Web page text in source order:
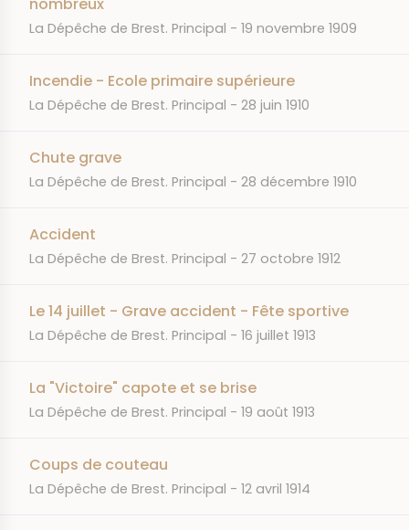
JOURNAL
La Dépêche de Brest. Principal DATE
19 novembre 1909
Incendie - Ecole primaire supérieure
JOURNAL
La Dépêche de Brest. Principal DATE
28 juin 1910
Chute grave
JOURNAL
La Dépêche de Brest. Principal DATE
28 décembre 1910
Accident
JOURNAL
La Dépêche de Brest. Principal DATE
27 octobre 1912
Le 14 juillet - Grave accident - Fête sportive
JOURNAL
La Dépêche de Brest. Principal DATE
16 juillet 1913
La "Victoire" capote et se brise
JOURNAL
La Dépêche de Brest. Principal DATE
19 août 1913
Coups de couteau
JOURNAL
La Dépêche de Brest. Principal DATE
12 avril 1914